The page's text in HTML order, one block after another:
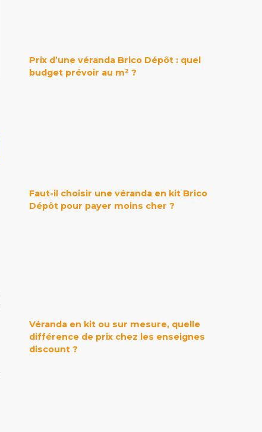
Prix d’une véranda Brico Dépôt : quel
budget prévoir au m² ?
Faut-il choisir une véranda en kit Brico
Dépôt pour payer moins cher ?
Véranda en kit ou sur mesure, quelle
différence de prix chez les enseignes
discount ?